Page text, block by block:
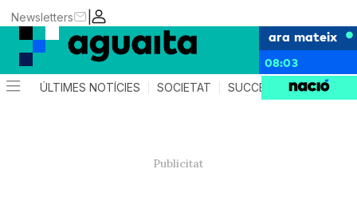
|
Newsletters
ara mateix
08:03
ÚLTIMES NOTÍCIES SOCIETAT SUCCESSOS AGENDA